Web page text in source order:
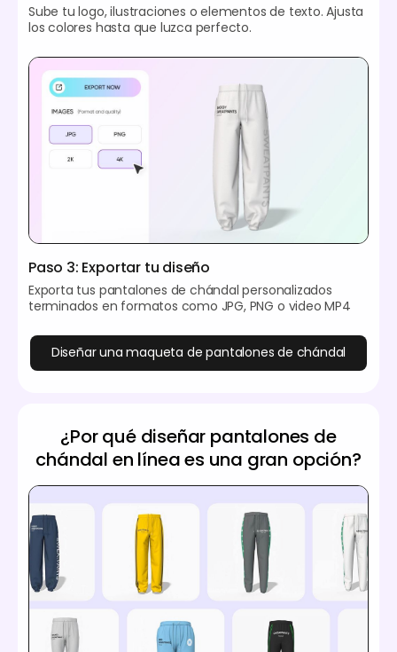
Sube tu logo, ilustraciones o elementos de texto. Ajusta
los colores hasta que luzca perfecto.
Paso 3: Exportar tu diseño
Exporta tus pantalones de chándal personalizados
terminados en formatos como JPG, PNG o video MP4
Diseñar una maqueta de pantalones de chándal
¿Por qué diseñar pantalones de
chándal en línea es una gran opción?